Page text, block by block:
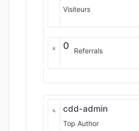
Visiteurs
0 Referrals
cdd-admin
Top Author